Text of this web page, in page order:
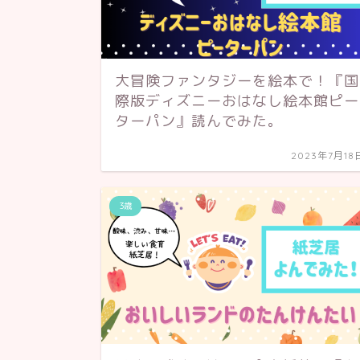
大冒険ファンタジーを絵本で！『国
際版ディズニーおはなし絵本館ピー
ターパン』読んでみた。
2023年7月18
3歳